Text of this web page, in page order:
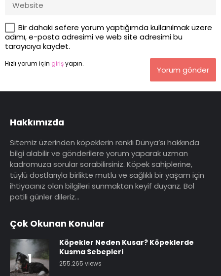
Bir dahaki sefere yorum yaptığımda kullanılmak üzere
adımı, e-posta adresimi ve web site adresimi bu
tarayıcıya kaydet.
Hızlı yorum için girişyapın.
Yorum gönder
Hakkımızda
Sitemiz üzerinden köpeklerin renkli Dünya’sı hakkında
bilgi alabilir ve gönderilere yorum yaparak uzman
kadromuza sorular sorabilirsiniz. Köpek sahiplerine,
tüylü dostlarıyla birlikte mutlu ve sağlıklı bir yaşam için
ihtiyacınız olan bilgileri sunmaktan keyif duyarız. Bol
patili günler dileriz…
Çok Okunan Konular
1
Köpekler Neden Kusar? Köpeklerde
Kusma Sebepleri
255.265 views